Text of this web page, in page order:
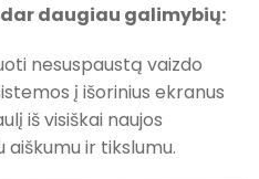
daugiau galimybių:
nesuspaustą vaizdo
į išorinius ekranus
iš visiškai naujos
ir tikslumu.